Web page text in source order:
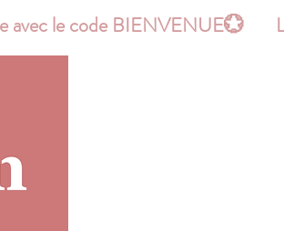
avec le code BIENVENUE